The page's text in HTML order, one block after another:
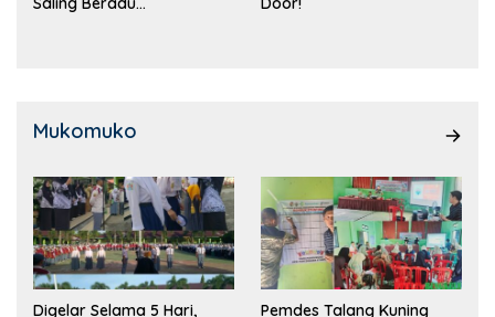
Mukomuko
Digelar Selama 5 Hari, Pemdes Talang Kuning